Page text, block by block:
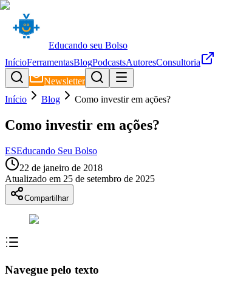
Educando seu Bolso
InícioFerramentasBlogPodcastsAutoresConsultoria
Newsletter
Início
Blog Como investir em ações?
Como investir em ações?
ESEducando Seu Bolso
22 de janeiro de 2018
Atualizado em 25 de setembro de 2025
Compartilhar
Navegue pelo texto